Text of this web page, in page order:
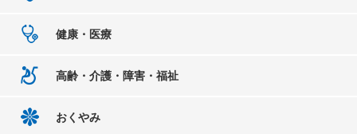
健康・医療
高齢・介護・障害・福祉
おくやみ